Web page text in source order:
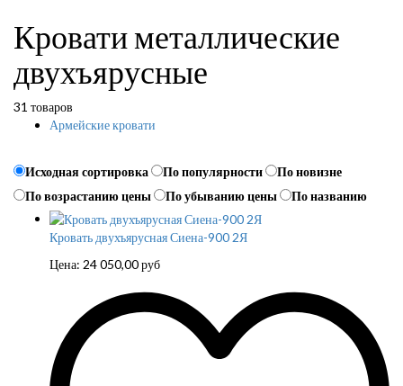
Кровати металлические
двухъярусные
31 товаров
Армейские кровати
Исходная сортировка По популярности
По новизне
По возрастанию цены
По убыванию цены По названию
Кровать двухъярусная Сиена-900 2Я
Цена: 24 050,00руб